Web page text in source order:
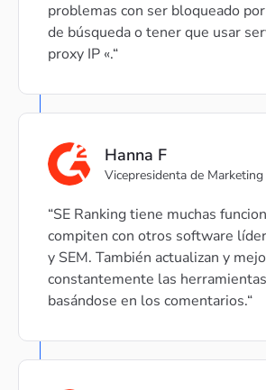
problemas con ser bloqueado
de búsqueda o tener que usar
proxy IP «.
Hanna F
Vicepresidenta de Marketing
SE Ranking tiene muchas
compiten con otros software
y SEM. También actualizan y
constantemente las herramientas
basándose en los comentarios.